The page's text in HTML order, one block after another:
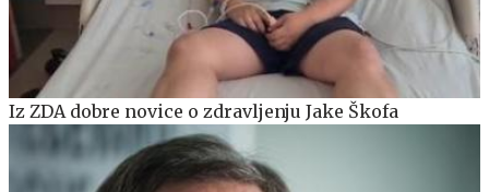
Iz ZDA dobre novice o zdravljenju Jake Škofa